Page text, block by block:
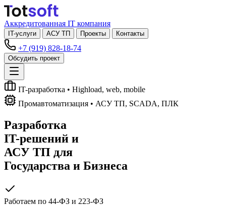
Аккредитованная IT компания
IT-услуги АСУ ТП Проекты Контакты
+7 (919) 828-18-74
Обсудить проект
IT-разработка • Highload, web, mobile
Промавтоматизация • АСУ ТП, SCADA, ПЛК
Разработка
IT-решений и
АСУ ТП для
Государства и Бизнеса
Работаем по 44-ФЗ и 223-ФЗ